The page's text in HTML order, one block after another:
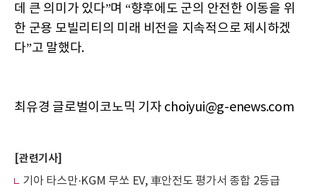
데 큰 의미가 있다”며 “향후에도 군의 안전한 이동을 위
한 군용 모빌리티의 미래 비전을 지속적으로 제시하겠
다”고 말했다.
최유경 글로벌이코노믹 기자 choiyui@g-enews.com
[관련기사]
기아 타스만·KGM 무쏘 EV, 車안전도 평가서 종합 2등급